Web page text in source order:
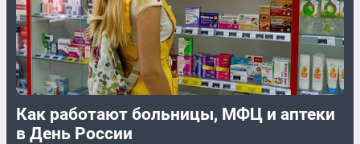
Как работают больницы, МФЦ и аптеки
в День России